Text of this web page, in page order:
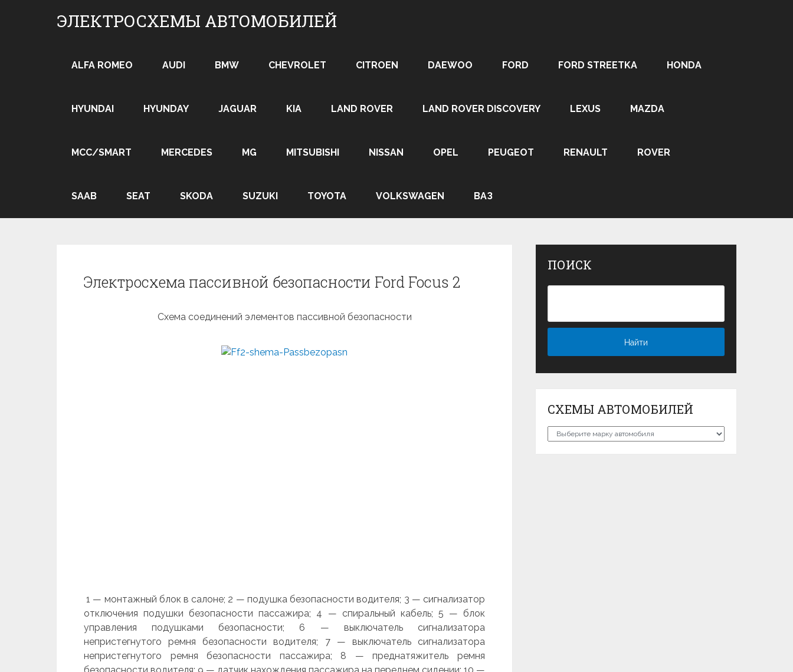
ЭЛЕКТРОСХЕМЫ АВТОМОБИЛЕЙ
ALFA ROMEO AUDI BMW CHEVROLET CITROEN DAEWOO FORD FORD STREETKA HONDA
HYUNDAI HYUNDAY JAGUAR KIA LAND ROVER LAND ROVER DISCOVERY LEXUS MAZDA
MCC/SMART MERCEDES MG MITSUBISHI NISSAN OPEL PEUGEOT RENAULT ROVER
SAAB SEAT SKODA SUZUKI TOYOTA VOLKSWAGEN ВАЗ
Электросхема пассивной безопасности Ford Focus 2
Схема соединений элементов пассивной безопасности
1 — монтажный блок в салоне; 2 — подушка безопасности водителя; 3 — сигнализатор
отключения подушки безопасности пассажира; 4 — спиральный кабель; 5 — блок
управления подушками безопасности; 6 — выключатель сигнализатора
непристегнутого ремня безопасности водителя; 7 — выключатель сигнализатора
непристегнутого ремня безопасности пассажира; 8 — преднатяжитель ремня
ПОИСК
СХЕМЫ АВТОМОБИЛЕЙ
Схемы